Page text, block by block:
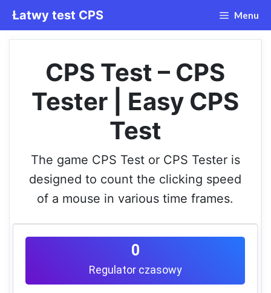
Przejdź
do
Łatwy test CPS Menu
CPS Test – CPS
Tester | Easy CPS
Test
The game CPS Test or CPS Tester is
designed to count the clicking speed
of a mouse in various time frames.
0
Regulator czasowy